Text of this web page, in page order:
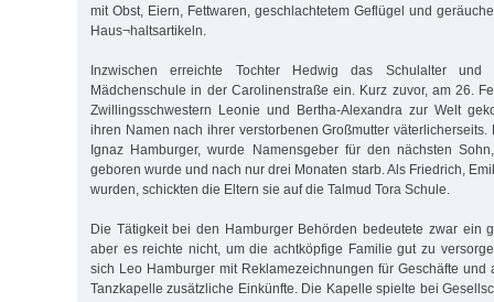
mit Obst, Eiern, Fettwaren, geschlachtetem Geflügel und
Haus¬haltsartikeln.
Inzwischen erreichte Tochter Hedwig das Schulalter
Mädchenschule in der Carolinenstraße ein. Kurz zuvor, am 26.
Zwillingsschwestern Leonie und Bertha-Alexandra zur Welt
ihren Namen nach ihrer verstorbenen Großmutter väterlicherseits.
Ignaz Hamburger, wurde Namensgeber für den nächsten
geboren wurde und nach nur drei Monaten starb. Als Friedrich,
wurden, schickten die Eltern sie auf die Talmud Tora Schule.
Die Tätigkeit bei den Hamburger Behörden bedeutete zwar ein
aber es reichte nicht, um die achtköpfige Familie gut zu
sich Leo Hamburger mit Reklamezeichnungen für Geschäfte und
Tanzkapelle zusätzliche Einkünfte. Die Kapelle spielte bei